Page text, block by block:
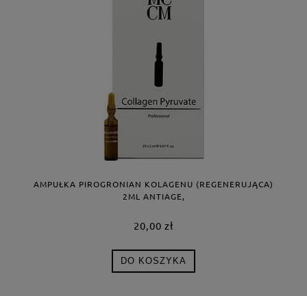
AMPUŁKA PIROGRONIAN KOLAGENU (REGENERUJĄCA)
2ML ANTIAGE,
20,00 zł
DO KOSZYKA